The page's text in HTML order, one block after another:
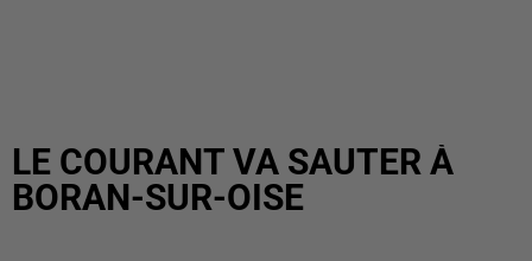
LE COURANT VA SAUTER À
BORAN-SUR-OISE